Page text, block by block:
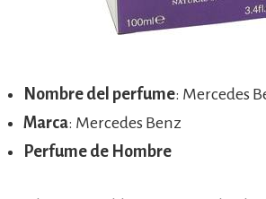
Nombre del perfume: Mercedes
Marca: Mercedes Benz
Perfume de Hombre